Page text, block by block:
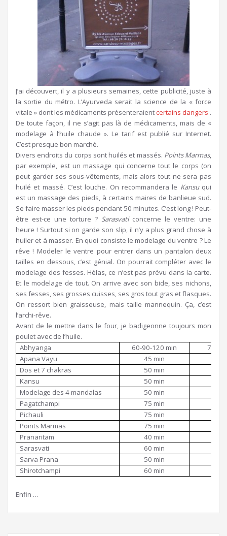
J’ai découvert, il y a plusieurs semaines, cette publicité, juste à
la sortie du métro. L’Ayurveda serait la science de la « force
vitale » dont les médicaments présenteraientcertains dangers .
De toute façon, il ne s’agit pas là de médicaments, mais de «
modelage à l’huile chaude ». Le tarif est publié sur Internet.
C’est presque bon marché.
Divers endroits du corps sont huilés et massés. Points Marmas,
par exemple, est un massage qui concerne tout le corps (on
peut garder ses sous-vêtements, mais alors tout ne sera pas
huilé et massé. C’est louche. On recommandera le Kansuqui
est un massage des pieds, à certains maires de banlieue sud.
Se faire masser les pieds pendant 50 minutes. C’est long ! Peut-
être est-ce une torture ? Sarasvaticoncerne le ventre: une
heure ! Surtout si on garde son slip, il n’y a plus grand chose à
huiler et à masser. En quoi consiste le modelage du ventre ? Le
rêve ! Modeler le ventre pour entrer dans un pantalon deux
tailles en dessous, c’est génial. On pourrait compléter avec le
modelage des fesses. Hélas, ce n’est pas prévu dans la carte.
Et le modelage de tout. On arrive avec son bide, ses nichons,
ses fesses, ses grosses cuisses, ses gros tout gras et flasques.
On ressort bien graisseuse, mais taille mannequin. Ça, c’est
l’archi-rêve.
Avant de le mettre dans le four, je badigeonne toujours mon
poulet avec de l’huile.
Abhyanga
60-90-120 min
70-
Apana Vayu
45 min
Dos et 7 chakras
50 min
Kansu
50 min
Modelage des 4 mandalas
50 min
Pagatchampi
75 min
Pichauli
75 min
Points Marmas
75 min
Pranaritam
40 min
Sarasvati
60 min
Sarva Prana
50 min
Shirotchampi
60 min
Enfin …